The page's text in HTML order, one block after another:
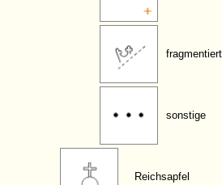
fragmentiert
sonstige
Reichsapfel